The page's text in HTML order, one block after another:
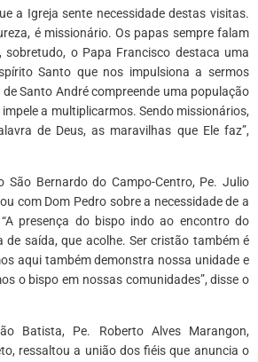
a Igreja sente necessidade destas visitas.
é missionário. Os papas sempre falam
sobretudo, o Papa Francisco destaca uma
Santo que nos impulsiona a sermos
Santo André compreende uma população
a multiplicarmos. Sendo missionários,
de Deus, as maravilhas que Ele faz”,
São Bernardo do Campo-Centro, Pe. Julio
com Dom Pedro sobre a necessidade de a
presença do bispo indo ao encontro do
de saída, que acolhe. Ser cristão também é
aqui também demonstra nossa unidade e
o bispo em nossas comunidades”, disse o
Batista, Pe. Roberto Alves Marangon,
ressaltou a união dos fiéis que anuncia o